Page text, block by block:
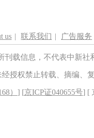
us | 联系我们 | 广告服务
刊载信息，不代表中新
经授权禁止转载、摘编、
） ] [京ICP证040655号] [